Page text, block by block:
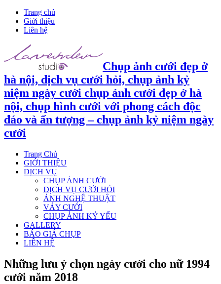
Trang chủ
Giới thiệu
Liên hệ
Chụp ảnh cưới đẹp ở
hà nội, dịch vụ cưới hỏi, chụp ảnh kỷ
niệm ngày cưới chụp ảnh cưới đẹp ở hà
nội, chụp hình cưới với phong cách độc
đáo và ấn tượng – chụp ảnh kỷ niệm ngày
cưới
Trang Chủ
GIỚI THIỆU
DỊCH VỤ
CHỤP ẢNH CƯỚI
DỊCH VỤ CƯỚI HỎI
ẢNH NGHỆ THUẬT
VÁY CƯỚI
CHỤP ẢNH KỶ YẾU
GALLERY
BÁO GIÁ CHỤP
LIÊN HỆ
Những lưu ý chọn ngày cưới cho nữ 1994
cưới năm 2018